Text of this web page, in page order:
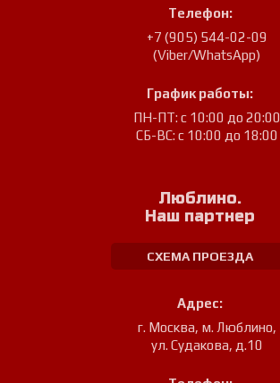
Телефон:
+7 (905) 544-02-09
(Viber/WhatsApp)
График работы:
ПН-ПТ: с 10:00 до 20:00
СБ-ВС: с 10:00 до 18:00
Люблино.
Наш партнер
СХЕМА ПРОЕЗДА
Адрес:
г. Москва, м. Люблино,
ул. Судакова, д.10